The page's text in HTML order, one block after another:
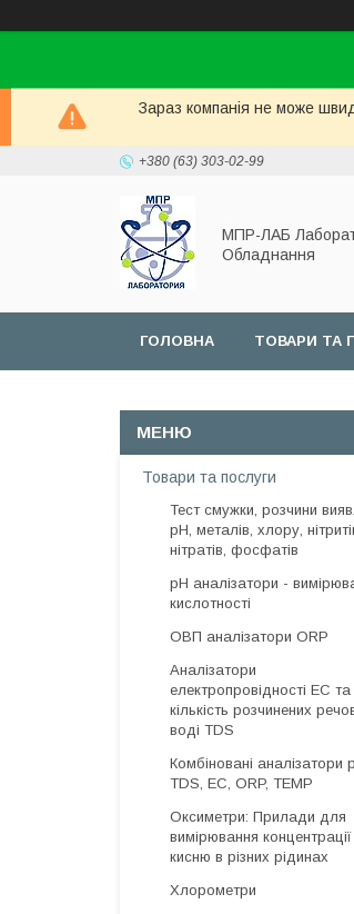
Зараз компанія не може
+380 (63) 303-02-99
МПР-ЛАБ
Обладнання
ГОЛОВНА ТОВАРИ ТА
Товари та послуги
Тест смужки, розчини
рН, металів, хлору,
нітратів, фосфатів
рН аналізатори -
кислотності
ОВП аналізатори ORP
Аналізатори
електропровідності EC та
кількість розчинених
воді TDS
Комбіновані аналізатори
TDS, EC, ORP, TEMP
Оксиметри: Прилади для
вимірювання концентрації
кисню в різних рідинах
Хлорометри